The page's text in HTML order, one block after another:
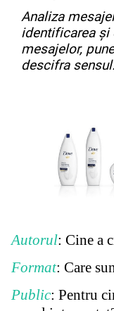
Analiza
identificarea și
mesajelor,
descifra sensul.
Autorul: Cine a
Format: Care
Public: Pentru